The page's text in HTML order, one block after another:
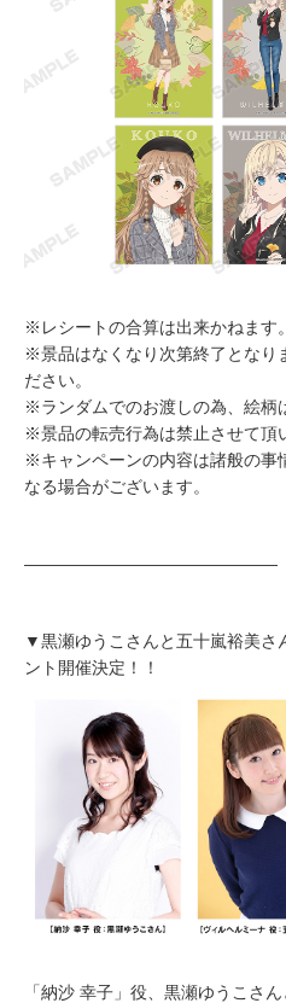
※レシートの合算は出来かねます。
※景品はなくなり次第終了となり
ださい。
※ランダムでのお渡しの為、絵柄
※景品の転売行為は禁止させて頂
※キャンペーンの内容は諸般の事
なる場合がございます。
―――――――――――――――
▼黒瀬ゆうこさんと五十嵐裕美さ
ント開催決定！！
「納沙 幸子」役、黒瀬ゆうこさ